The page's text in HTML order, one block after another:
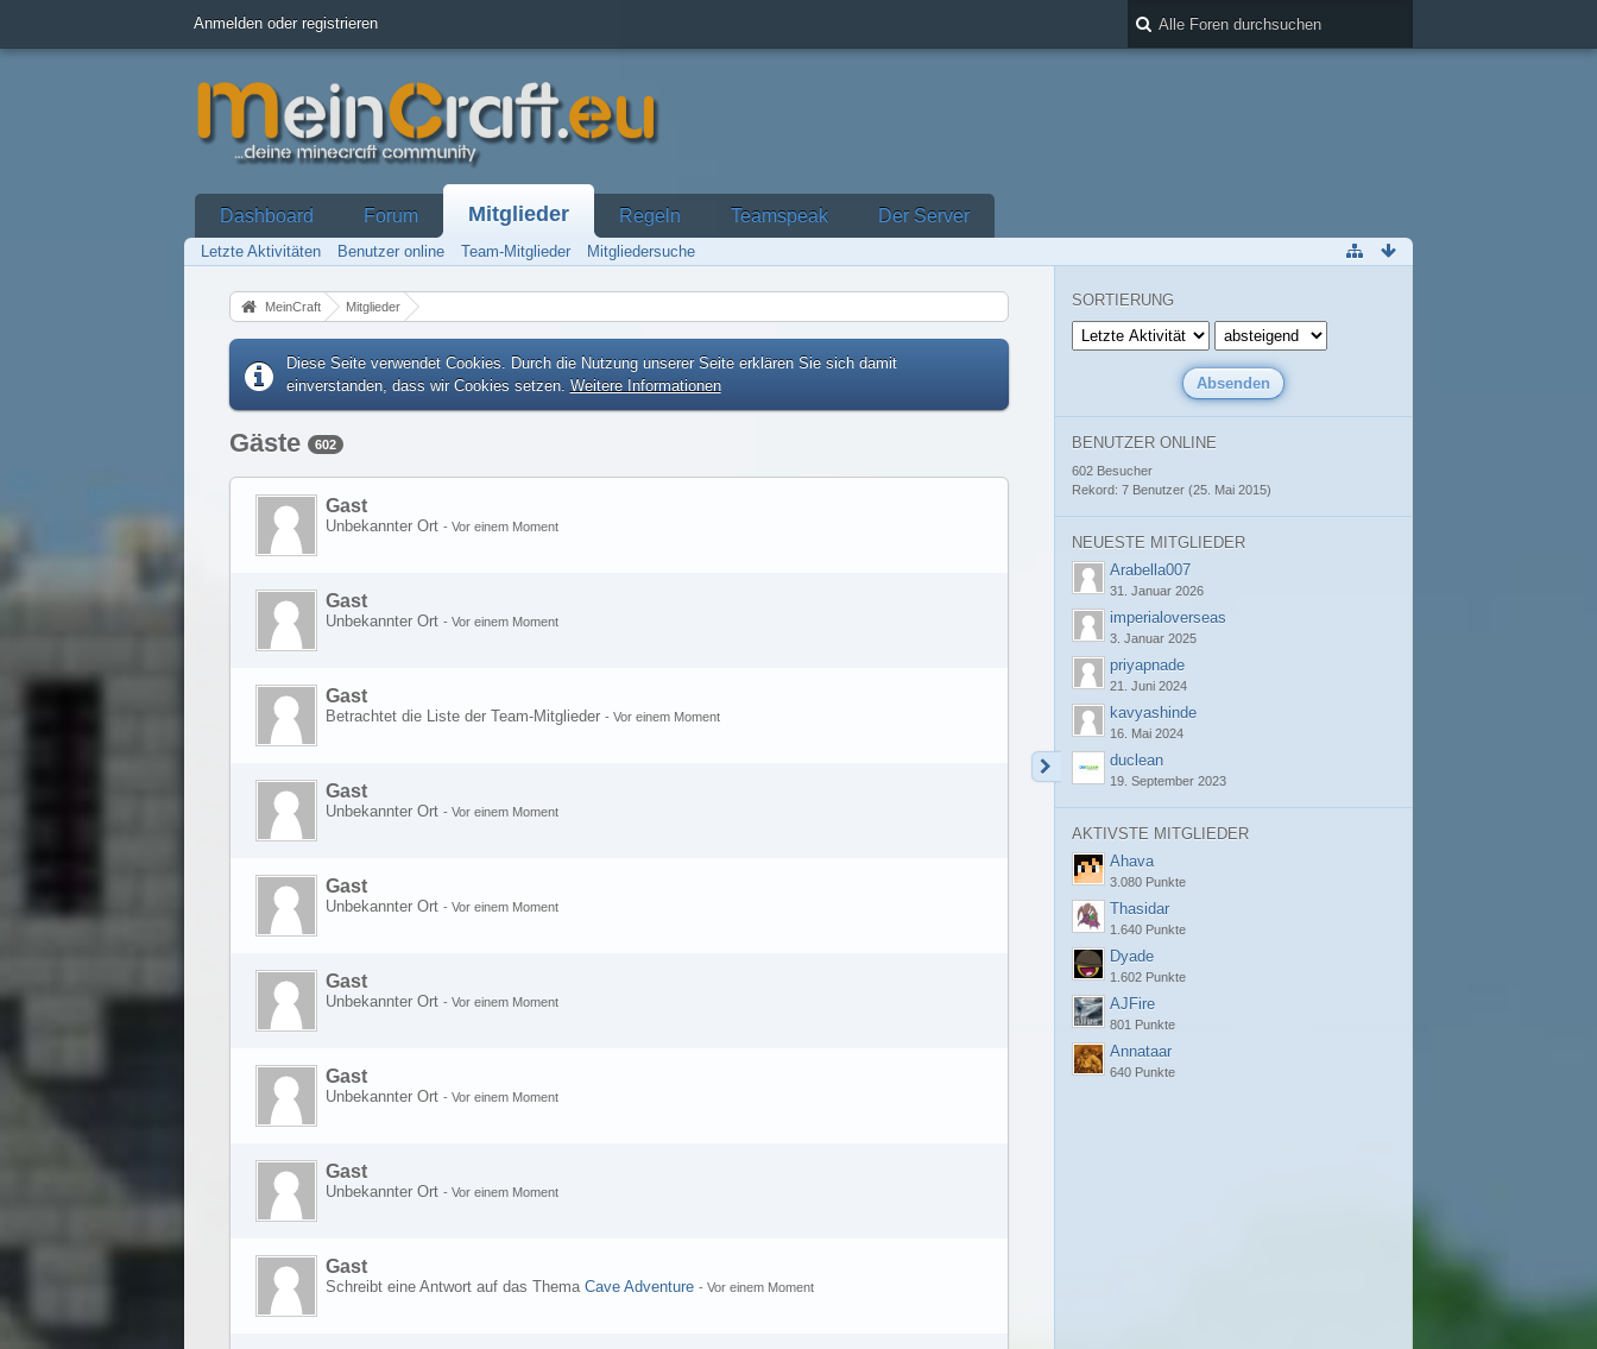
Anmelden oder registrieren
Dashboard Forum Mitglieder Regeln Teamspeak Der Server
Letzte Aktivitäten Benutzer online Team-Mitglieder Mitgliedersuche
MeinCraft Mitglieder
Diese Seite verwendet Cookies. Durch die Nutzung unserer Seite erklären Sie sich damit
einverstanden, dass wir Cookies setzen. Weitere Informationen
Gäste 602
Gast
Unbekannter Ort - Vor einem Moment
Gast
Unbekannter Ort - Vor einem Moment
Gast
Betrachtet die Liste der Team-Mitglieder - Vor einem Moment
Gast
Unbekannter Ort - Vor einem Moment
Gast
Unbekannter Ort - Vor einem Moment
Gast
Unbekannter Ort - Vor einem Moment
Gast
Unbekannter Ort - Vor einem Moment
Gast
Unbekannter Ort - Vor einem Moment
Gast
Schreibt eine Antwort auf das Thema Cave Adventure - Vor einem Moment
SORTIERUNG
BENUTZER ONLINE
602 Besucher
Rekord: 7 Benutzer (25. Mai 2015)
NEUESTE MITGLIEDER
Arabella007
31. Januar 2026
imperialoverseas
3. Januar 2025
priyapnade
21. Juni 2024
kavyashinde
16. Mai 2024
duclean
19. September 2023
AKTIVSTE MITGLIEDER
Ahava
3.080 Punkte
Thasidar
1.640 Punkte
Dyade
1.602 Punkte
AJFire
801 Punkte
Annataar
640 Punkte